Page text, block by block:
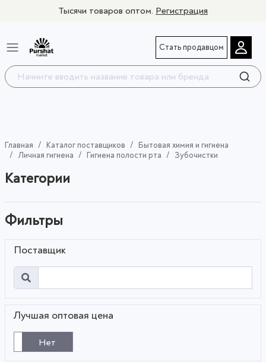
Тысячи товаров оптом. Регистрация
Стать продавцом
Главная Каталог поставщиков
Бытовая химия и гигиена
Личная гигиена
Гигиена полости рта Зубочистки
Категории
Фильтры
Поставщик
Лучшая оптовая цена
Нет